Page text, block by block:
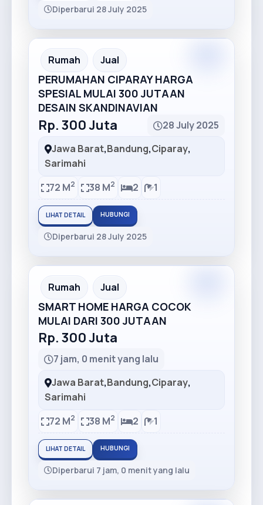
Diperbarui 28 July 2025
Recommended
Rumah Jual
PERUMAHAN CIPARAY HARGA
SPESIAL MULAI 300 JUTAAN
DESAIN SKANDINAVIAN
Rp. 300 Juta
28 July 2025
Jawa Barat,Bandung,Ciparay,
Sarimahi
72 M2 38 M2 2 1
LIHAT DETAIL HUBUNGI
Diperbarui 28 July 2025
Recommended
Rumah Jual
SMART HOME HARGA COCOK
MULAI DARI 300 JUTAAN
Rp. 300 Juta
7 jam, 0 menit yang lalu
Jawa Barat,Bandung,Ciparay,
Sarimahi
72 M2 38 M2 2 1
LIHAT DETAIL HUBUNGI
Diperbarui 7 jam, 0 menit yang lalu